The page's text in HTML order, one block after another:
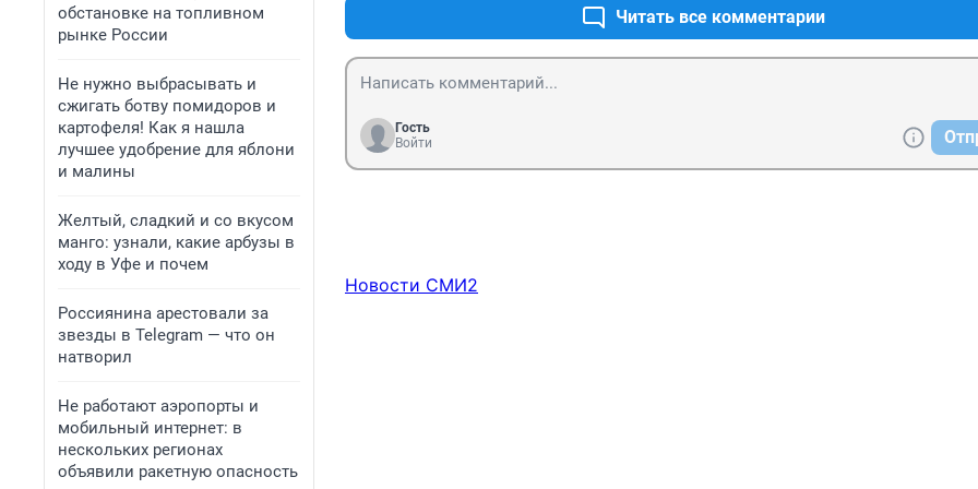
обстановке на топливном
рынке России
Не нужно выбрасывать и
сжигать ботву помидоров и
картофеля! Как я нашла
лучшее удобрение для яблони
и малины
Желтый, сладкий и со вкусом
манго: узнали, какие арбузы в
ходу в Уфе и почем
Россиянина арестовали за
звезды в Telegram — что он
натворил
Не работают аэропорты и
мобильный интернет: в
нескольких регионах
объявили ракетную опасность
Читать все комментарии
Гость
Войти
Новости СМИ2